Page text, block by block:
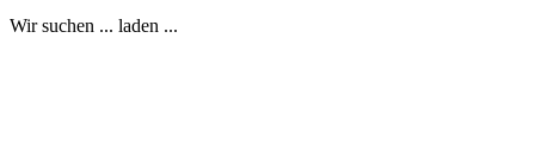
Wir suchen ... laden ...